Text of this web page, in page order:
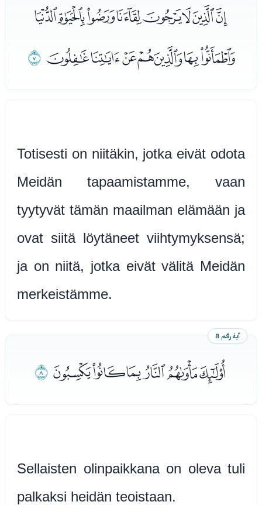
ﭑﭒﭓﭔﭕﭖﭗﭘ
ﭙﭚﭛﭜﭝﭞﭟﭠ
Totisesti on niitäkin, jotka eivät odota
Meidän tapaamistamme, vaan
tyytyvät tämän maailman elämään ja
ovat siitä löytäneet viihtymyksensä;
ja on niitä, jotka eivät välitä Meidän
merkeistämme.
آية رقم 8
ﭡﭢﭣﭤﭥﭦﭧ
Sellaisten olinpaikkana on oleva tuli
palkaksi heidän teoistaan.